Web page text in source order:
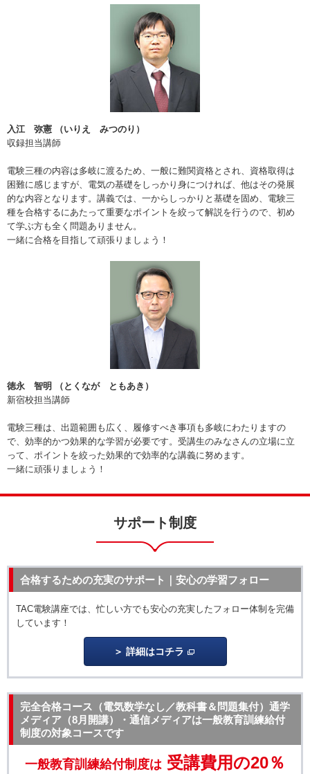
入江 弥憲 （いりえ みつのり）
収録担当講師
電験三種の内容は多岐に渡るため、一般に難関資格とされ、資格取得は
困難に感じますが、電気の基礎をしっかり身につければ、他はその発展
的な内容となります。講義では、一からしっかりと基礎を固め、電験三
種を合格するにあたって重要なポイントを絞って解説を行うので、初め
て学ぶ方も全く問題ありません。
一緒に合格を目指して頑張りましょう！
徳永 智明 （とくなが ともあき）
新宿校担当講師
電験三種は、出題範囲も広く、履修すべき事項も多岐にわたりますの
で、効率的かつ効果的な学習が必要です。受講生のみなさんの立場に立
って、ポイントを絞った効果的で効率的な講義に努めます。
一緒に頑張りましょう！
サポート制度
合格するための充実のサポート｜安心の学習フォロー
TAC電験講座では、忙しい方でも安心の充実したフォロー体制を完備
しています！
詳細はコチラ
完全合格コース（電気数学なし／教科書＆問題集付） 通学
メディア（8月開講）・通信メディアは一般教育訓練給付
制度の対象コースです
一般教育訓練給付制度は 受講費用の20％